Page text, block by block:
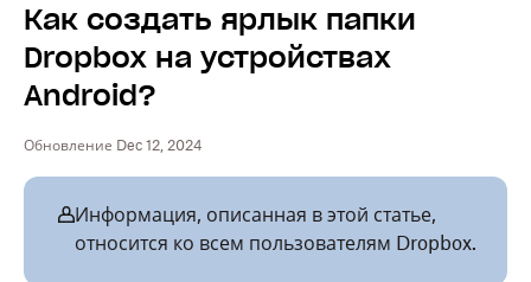
Как создать ярлык папки
Dropbox на устройствах
Android?
Обновление Dec 12, 2024
Информация, описанная в этой статье,
относится ко всем пользователям Dropbox.